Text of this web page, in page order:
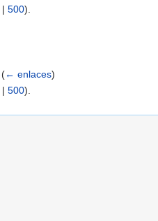
| 500).
(← enlaces)
| 500).